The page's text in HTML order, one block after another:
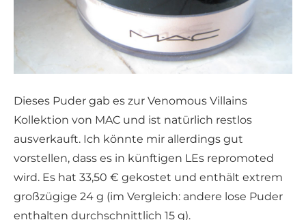
Dieses Puder gab es zur Venomous Villains
Kollektion von MAC und ist natürlich restlos
ausverkauft. Ich könnte mir allerdings gut
vorstellen, dass es in künftigen LEs repromoted
wird. Es hat 33,50 € gekostet und enthält extrem
großzügige 24 g (im Vergleich: andere lose Puder
enthalten durchschnittlich 15 g).